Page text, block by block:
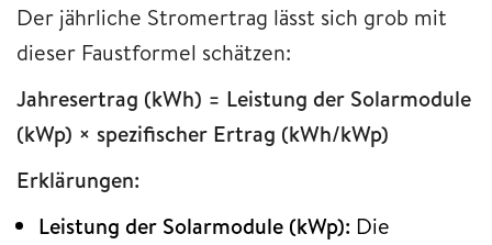
Der jährliche Stromertrag lässt sich grob mit
dieser Faustformel schätzen:
Jahresertrag (kWh) = Leistung der Solarmodule
(kWp) × spezifischer Ertrag (kWh/kWp)
Erklärungen:
Leistung der Solarmodule (kWp): Die